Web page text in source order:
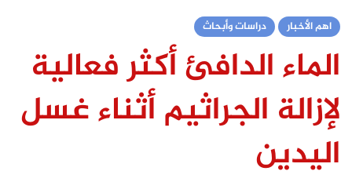
اهم الأخبار دراسات وأبحاث
الماء الدافئ أكثر فعالية
لإزالة الجراثيم أثناء غسل
اليدين